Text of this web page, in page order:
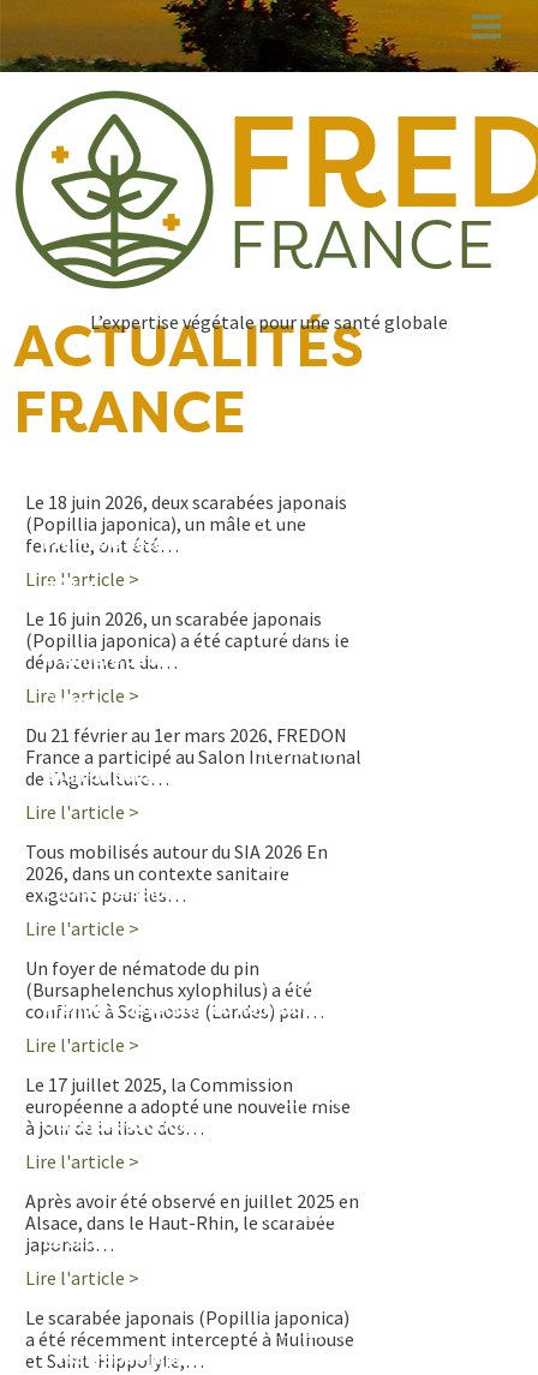
au
principal
L’expertise végétale pour une santé globale
ACTUALITÉS
FRANCE
30.06.2026
Première détection de Popillia
d'Azur
Le 18 juin 2026, deux scarabées japonais
(Popillia japonica), un mâle et une
femelle, ont été…
Lire l'article >
+
26.06.2026
Première détection de Popillia
Comté
Le 16 juin 2026, un scarabée japonais
(Popillia japonica) a été capturé dans le
département du…
Lire l'article >
+
05.03.2026
Bilan du Salon de l'Agriculture 2026
Du 21 février au 1er mars 2026, FREDON
France a participé au Salon International
de l’Agriculture…
Lire l'article >
+
11.02.2026
Cap sur le Salon international de
Tous mobilisés autour du SIA 2026 En
2026, dans un contexte sanitaire
exigeant pour les…
Lire l'article >
05.11.2025
Première détection du nématode du
Un foyer de nématode du pin
(Bursaphelenchus xylophilus) a été
confirmé à Seignosse (Landes) par…
Lire l'article >
03.10.2025
8 plantes exotiques envahissantes
Le 17 juillet 2025, la Commission
européenne a adopté une nouvelle mise
à jour de la liste des…
Lire l'article >
+
25.08.2025
Le scarabée japonais (Popillia
Après avoir été observé en juillet 2025 en
Alsace, dans le Haut-Rhin, le scarabée
japonais…
Lire l'article >
+
07.07.2025
Le scarabée japonais détecté en
Le scarabée japonais (Popillia japonica)
a été récemment intercepté à Mulhouse
et Saint-Hippolyte,…